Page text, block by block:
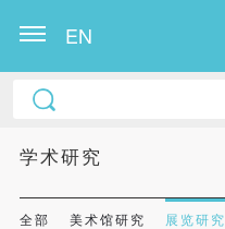
EN
学术研究
全部 美术馆研究 展览研究